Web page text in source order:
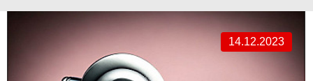
14.12.2023